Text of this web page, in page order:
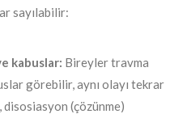
sayılabilir:
kabuslar: Bireyler travma
görebilir, aynı olayı tekrar
(çözünme)